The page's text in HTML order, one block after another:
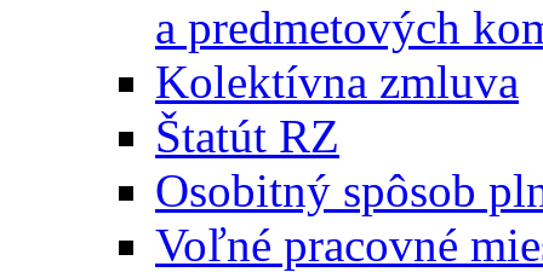
a predmetových
Kolektívna zmluva
Štatút RZ
Osobitný spôsob
Voľné pracovné